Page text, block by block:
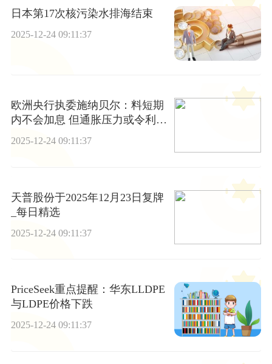
日本第17次核污染水排海结束
2025-12-24 09:11:37
欧洲央行执委施纳贝尔：料短期
内不会加息 但通胀压力或令利率
再度上调-快看
2025-12-24 09:11:37
天普股份于2025年12月23日复牌
_每日精选
2025-12-24 09:11:37
PriceSeek重点提醒：华东LLDPE
与LDPE价格下跌
2025-12-24 09:11:37